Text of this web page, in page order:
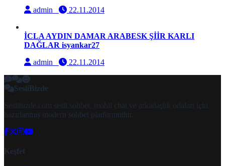
admin
22.11.2014
İCLA AYDIN DAMAR ARABESK ŞİİR KARLI
DAĞLAR isyankar27
admin
22.11.2014
SesliBizde
Seslibizde.com sesli sohbet, mobil chat ve arkadaşlık odaları için
hazırlanmış modern sohbet platformudur.
Keşfet